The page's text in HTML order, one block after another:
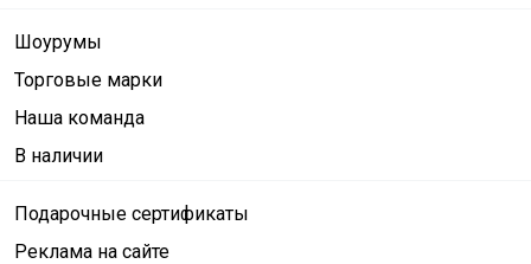
Шоурумы
Торговые марки
Наша команда
В наличии
Подарочные сертификаты
Реклама на сайте